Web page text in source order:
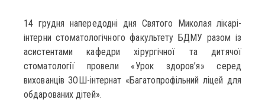
14 грудня напередодні дня Святого Миколая лікарі-
інтерни стоматологічного факультету БДМУ разом із
асистентами кафедри хірургічної та дитячої
стоматології провели «Урок здоров’я» серед
вихованців ЗОШ-інтернат «Багатопрофільний ліцей для
обдарованих дітей».